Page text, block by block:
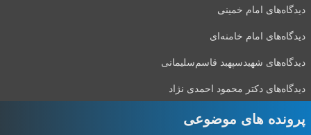
دیدگاه‌های امام خمینی
دیدگاه‌های امام خامنه‌ای
دیدگاه‌های شهید‌سپهبد قاسم‌سلیمانی
دیدگاه‌های دکتر محمود احمدی نژاد
پرونده های موضوعی